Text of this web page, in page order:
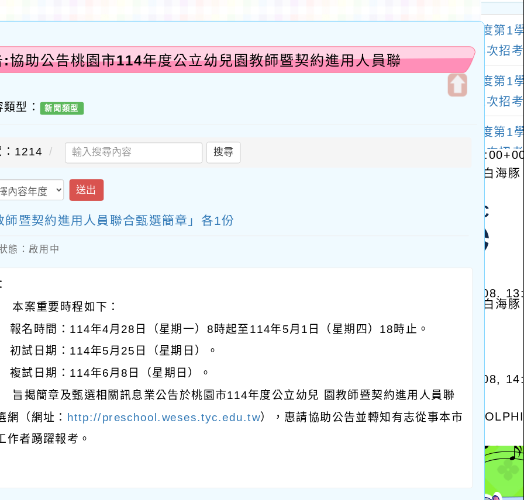
協助公告桃園市114年度公立幼兒園教師暨契約進用人員聯
型： 新聞類型
：1214 搜尋
送出
暨契約進用人員聯合甄選簡章」各1份
態：啟用中
：
案重要時程如下：
名時間：114年4月28日（星期一）8時起至114年5月1日（星期四）18時止。
試日期：114年5月25日（星期日）。
試日期：114年6月8日（星期日）。
揭簡章及甄選相關訊息業公告於桃園市114年度公立幼兒 園教師暨契約進用人員聯
網（網址： http://preschool.weses.tyc.edu.tw），惠請協助公告並轉知有志從事本市
作者踴躍報考。